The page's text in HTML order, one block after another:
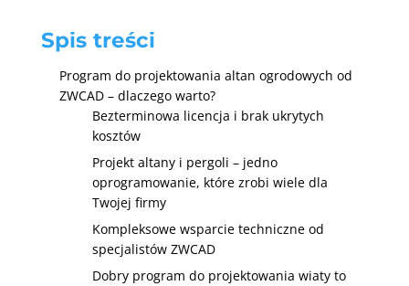
Spis treści
Program do projektowania altan ogrodowych od
ZWCAD – dlaczego warto?
Bezterminowa licencja i brak ukrytych
kosztów
Projekt altany i pergoli – jedno
oprogramowanie, które zrobi wiele dla
Twojej firmy
Kompleksowe wsparcie techniczne od
specjalistów ZWCAD
Dobry program do projektowania wiaty to